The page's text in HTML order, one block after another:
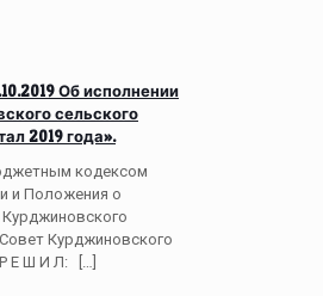
Об исполнении
сельского
2019 года».
кодексом
и Положения о
Курджиновского
Е Ш И Л:
[…]